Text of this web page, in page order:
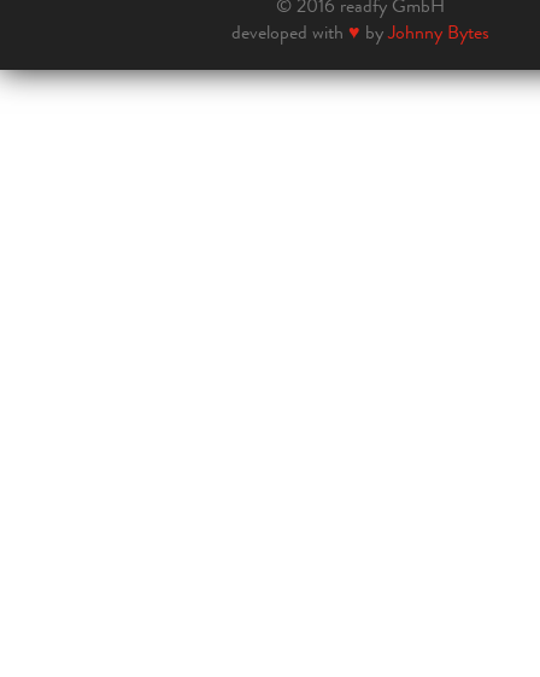
developed with ♥ byJohnny Bytes